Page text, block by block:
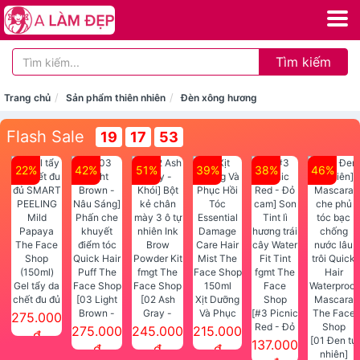
Tìm kiếm
Trang chủ Sản phẩm thiên nhiên Đèn xông hương
Flash Sale 19 17 53
22%
Gel tẩy da
chết đu đủ
SMART
PEELING
275.000
đ
42%
[03 Light
Brown -
Nâu Sáng]
Phấn che
275.000
đ
51%
[02 Ash
Gray -
Khói] Bột
kẻ chân
245.000
đ
39%
Xịt Dưỡng
Và Phục
Hồi Tóc
Essential
215.000
đ
38%
[#3 Picnic
Red - Đỏ
cam] Son
137.000
46%
[01 Đen tự
nhiên]